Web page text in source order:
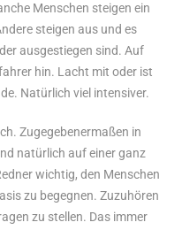
Menschen steigen ein
steigen aus und es
ausgestiegen sind. Auf
hin. Lacht mit oder ist
Natürlich viel intensiver.
Zugegebenermaßen in
natürlich auf einer ganz
wichtig, den Menschen
zu begegnen. Zuzuhören
zu stellen. Das immer